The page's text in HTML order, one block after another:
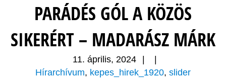
PARÁDÉS GÓL A KÖZÖS
SIKERÉRT – MADARÁSZ MÁRK
11. április, 2024
Hírarchívum, kepes_hirek_1920, slider